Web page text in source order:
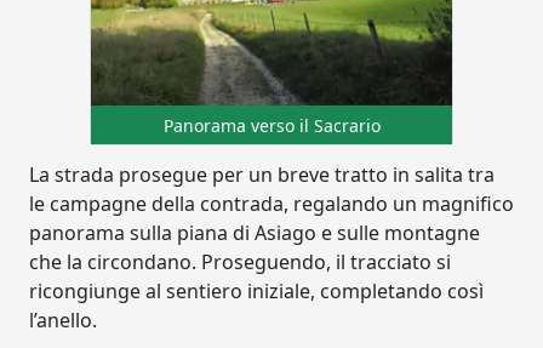
Panorama verso il Sacrario
La strada prosegue per un breve tratto in salita tra
le campagne della contrada, regalando un magnifico
panorama sulla piana di Asiago e sulle montagne
che la circondano. Proseguendo, il tracciato si
ricongiunge al sentiero iniziale, completando così
l’anello.